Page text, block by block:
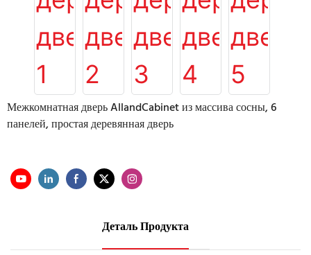
Межкомнатная дверь AllandCabinet из массива сосны, 6
панелей, простая деревянная дверь
Деталь Продукта